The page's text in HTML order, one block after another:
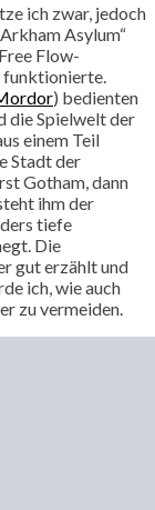
ich zwar, jedoch
Asylum“
Flow-
funktionierte.
) bedienten
die Spielwelt der
einem Teil
Stadt der
Gotham, dann
ihm der
tiefe
Die
gut erzählt und
ich, wie auch
zu vermeiden.